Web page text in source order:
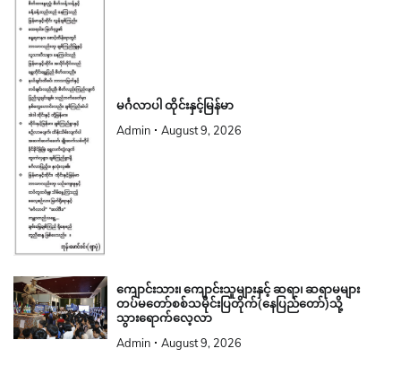
မင်္ဂလာပါ ထိုင်းနှင့်မြန်မာ
Admin August 9, 2026
ကျောင်းသား၊ ကျောင်းသူများနှင့် ဆရာ၊ ဆရာမများ
တပ်မတော်စစ်သမိုင်းပြတိုက်(နေပြည်တော်)သို့
သွားရောက်လေ့လာ
Admin August 9, 2026